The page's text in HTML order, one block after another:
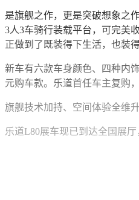
是旗舰之作，更是突破想象之
3人3车骑行装载平台，可完美
正做到了既装得下生活，也装得
新车有六款车身颜色、四种内
元购车款。乐道首任车主复购
旗舰技术加持、空间体验全维
乐道L80展车现已到达全国展